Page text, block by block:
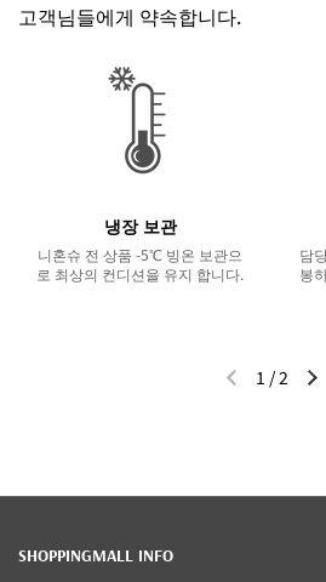
고객님들에게 약속합니다.
냉장 보관
니혼슈 전 상품 -5℃ 빙온 보관으
로 최상의 컨디션을 유지 합니다.
담
봉
이전 슬라이드
1 /2
SHOPPINGMALL INFO